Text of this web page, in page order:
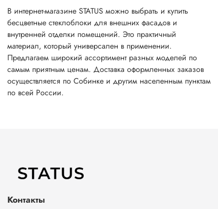
В интернет-магазине STATUS можно выбрать и купить
бесцветные стеклоблоки для внешних фасадов и
внутренней отделки помещений. Это практичный
материал, который универсален в применении.
Предлагаем широкий ассортимент разных моделей по
самым приятным ценам. Доставка оформленных заказов
осуществляется по Собинке и другим населенным пунктам
по всей России.
Контакты